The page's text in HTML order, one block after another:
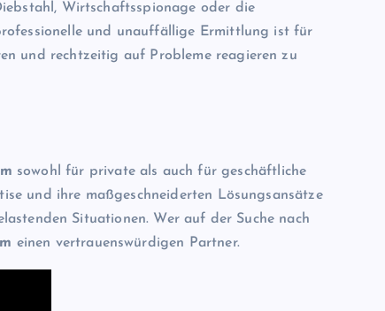
Wirtschaftsspionage oder die
und unauffällige Ermittlung ist für
und rechtzeitig auf Probleme reagieren zu
sowohl für private als auch für geschäftliche
und ihre maßgeschneiderten Lösungsansätze
Situationen. Wer auf der Suche nach
einen vertrauenswürdigen Partner.